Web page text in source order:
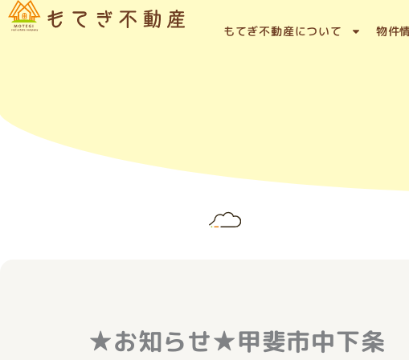
内
容
プ
もてぎ不動産について 物件
★お知らせ★甲斐市中下条